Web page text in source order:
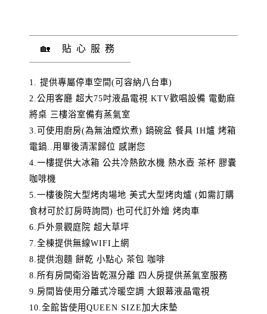
🏡 貼心服務
1. 提供專屬停車空間(可容納八台車)
2.公用客廳 超大75吋液晶電視 KTV歡唱設備 電動麻
將桌 三樓浴室備有蒸氣室
3.可使用廚房(為無油煙炊煮) 鍋碗盆 餐具 IH爐 烤箱
電鍋..用畢後清潔歸位 感謝您
4.一樓提供大冰箱 公共冷熱飲水機 熱水壺 茶杯 膠囊
咖啡機
5.一樓後院大型烤肉場地 美式大型烤肉爐 (如需訂購
食材可於訂房時詢問) 也可代訂外燴 烤肉車
6.戶外景觀庭院 超大草坪
7.全棟提供無線WIFI上網
8.提供泡麵 餅乾 小點心 茶包 咖啡
8.所有房間衛浴皆乾濕分離 四人房提供蒸氣室服務
9.房間皆使用分離式冷暖空調 大銀幕液晶電視
10.全館皆使用QUEEN SIZE加大床墊